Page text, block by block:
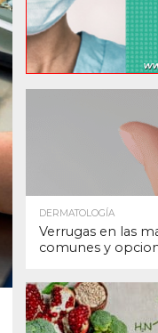
DERMATOLOGÍA
Verrugas en las
comunes y